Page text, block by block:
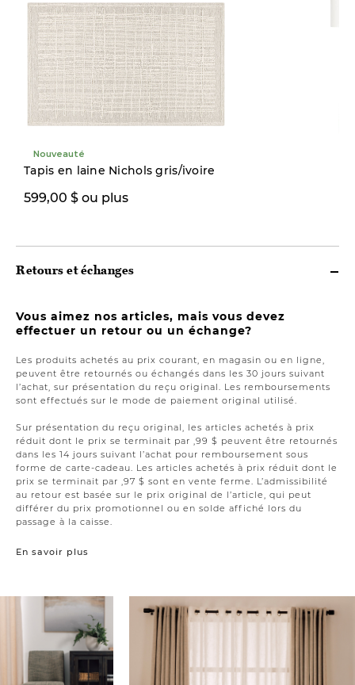
Nouveauté
Tapis en laine Nichols gris/ivoire
599,00 $ ou plus
Retours et échanges
Vous aimez nos articles, mais vous devez
effectuer un retour ou un échange?
Les produits achetés au prix courant, en magasin ou en ligne,
peuvent être retournés ou échangés dans les 30 jours suivant
l’achat, sur présentation du reçu original. Les remboursements
sont effectués sur le mode de paiement original utilisé.
Sur présentation du reçu original, les articles achetés à prix
réduit dont le prix se terminait par ,99 $ peuvent être retournés
dans les 14 jours suivant l’achat pour remboursement sous
forme de carte-cadeau. Les articles achetés à prix réduit dont le
prix se terminait par ,97 $ sont en vente ferme. L’admissibilité
au retour est basée sur le prix original de l’article, qui peut
différer du prix promotionnel ou en solde affiché lors du
passage à la caisse.
En savoir plus